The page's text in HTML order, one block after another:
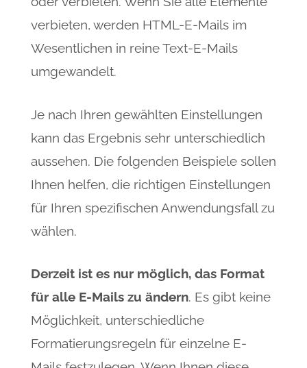
verbieten, werden HTML-E-Mails im
Wesentlichen in reine Text-E-Mails
umgewandelt.
Je nach Ihren gewählten Einstellungen
kann das Ergebnis sehr unterschiedlich
aussehen. Die folgenden Beispiele sollen
Ihnen helfen, die richtigen Einstellungen
für Ihren spezifischen Anwendungsfall zu
wählen.
Derzeit ist es nur möglich, das Format
für alle E-Mails zu ändern. Es gibt keine
Möglichkeit, unterschiedliche
Formatierungsregeln für einzelne E-